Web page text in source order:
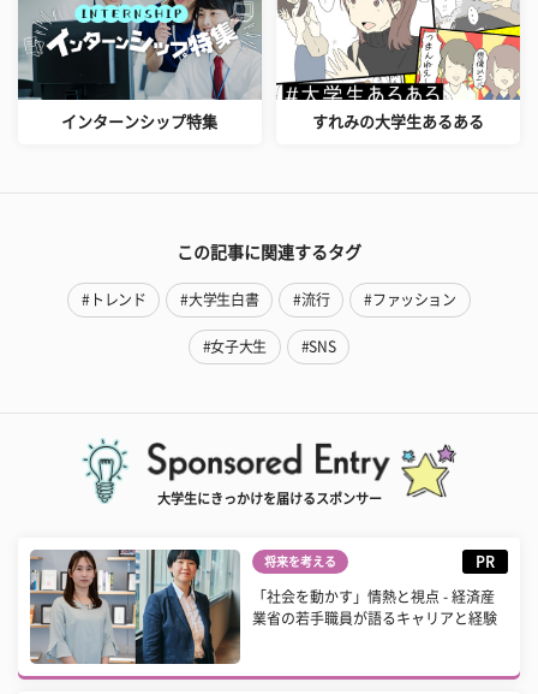
インターンシップ特集 すれみの大学生あるある
この記事に関連するタグ
#トレンド #大学生白書 #流行 #ファッション
#女子大生 #SNS
大学生にきっかけを届けるスポンサー
将来を考える PR
「社会を動かす」情熱と視点 - 経済産
業省の若手職員が語るキャリアと経験